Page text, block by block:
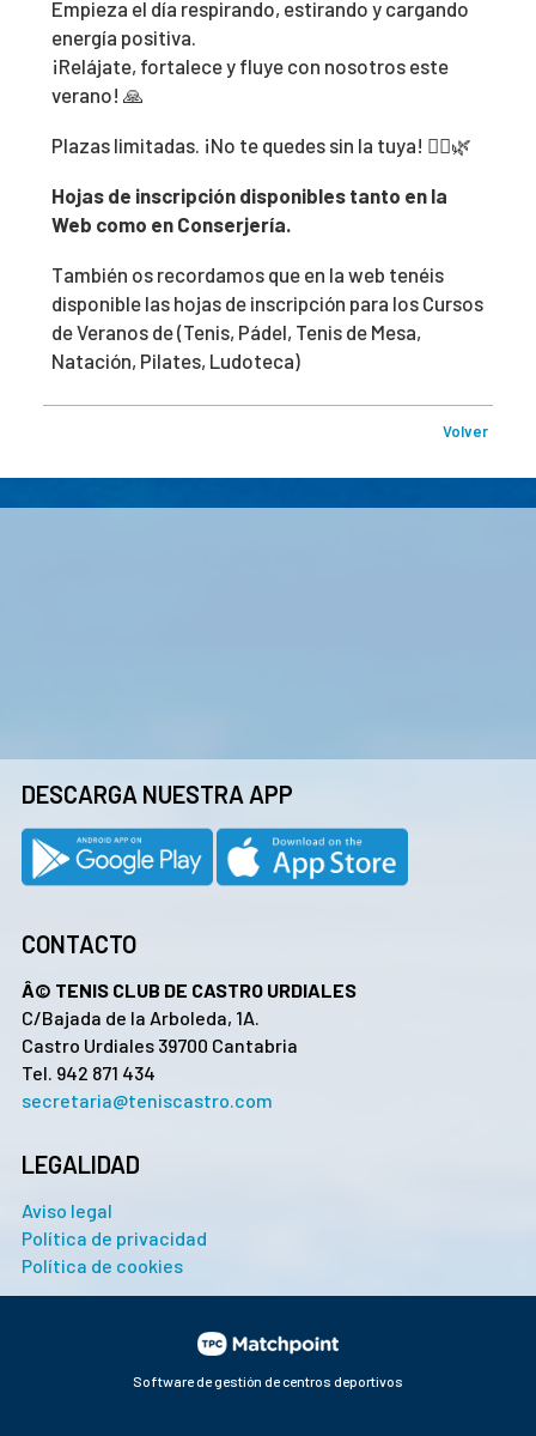
Empieza el día respirando, estirando y cargando
energía positiva.
¡Relájate, fortalece y fluye con nosotros este
verano! 🙏
Plazas limitadas. ¡No te quedes sin la tuya! 🧘‍♀️🌿
Hojas de inscripción disponibles tanto en la
Web como en Conserjería.
También os recordamos que en la web tenéis
disponible las hojas de inscripción para los Cursos
de Veranos de (Tenis, Pádel, Tenis de Mesa,
Natación, Pilates, Ludoteca)
Volver
DESCARGA NUESTRA APP
CONTACTO
Â© TENIS CLUB DE CASTRO URDIALES
C/Bajada de la Arboleda, 1A.
Castro Urdiales 39700 Cantabria
Tel. 942 871 434
secretaria@teniscastro.com
LEGALIDAD
Aviso legal
Política de privacidad
Política de cookies
Software de gestión de centros deportivos